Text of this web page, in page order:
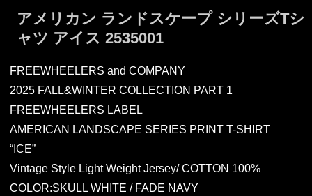
アメリカン ランドスケープ シリーズTシ
ャツ アイス 2535001
FREEWHEELERS and COMPANY
2025 FALL&WINTER COLLECTION PART 1
FREEWHEELERS LABEL
AMERICAN LANDSCAPE SERIES PRINT T-SHIRT
“ICE”
Vintage Style Light Weight Jersey/ COTTON 100%
COLOR:SKULL WHITE / FADE NAVY